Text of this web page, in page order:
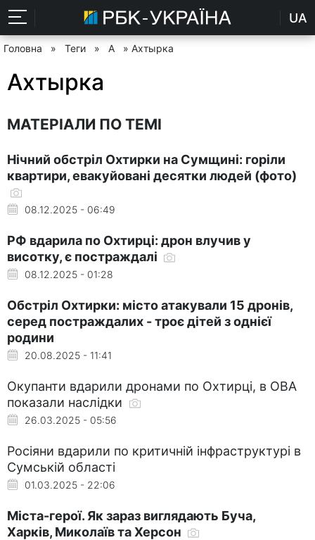
UA
Головна » Теги » А » Ахтырка
Ахтырка
МАТЕРІАЛИ ПО ТЕМІ
Нічний обстріл Охтирки на Сумщині: горіли
квартири, евакуйовані десятки людей (фото)
08.12.2025 - 06:49
РФ вдарила по Охтирці: дрон влучив у
висотку, є постраждалі
08.12.2025 - 01:28
Обстріл Охтирки: місто атакували 15 дронів,
серед постраждалих - троє дітей з однієї
родини
20.08.2025 - 11:41
Окупанти вдарили дронами по Охтирці, в ОВА
показали наслідки
26.03.2025 - 05:56
Росіяни вдарили по критичній інфраструктурі в
Сумській області
01.03.2025 - 22:06
Міста-герої. Як зараз виглядають Буча,
Харків, Миколаїв та Херсон